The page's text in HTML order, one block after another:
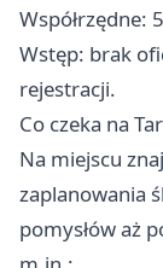
Współrzędne:
Wstęp: brak
rejestracji.
Co czeka na
Na miejscu
zaplanowania
pomysłów aż